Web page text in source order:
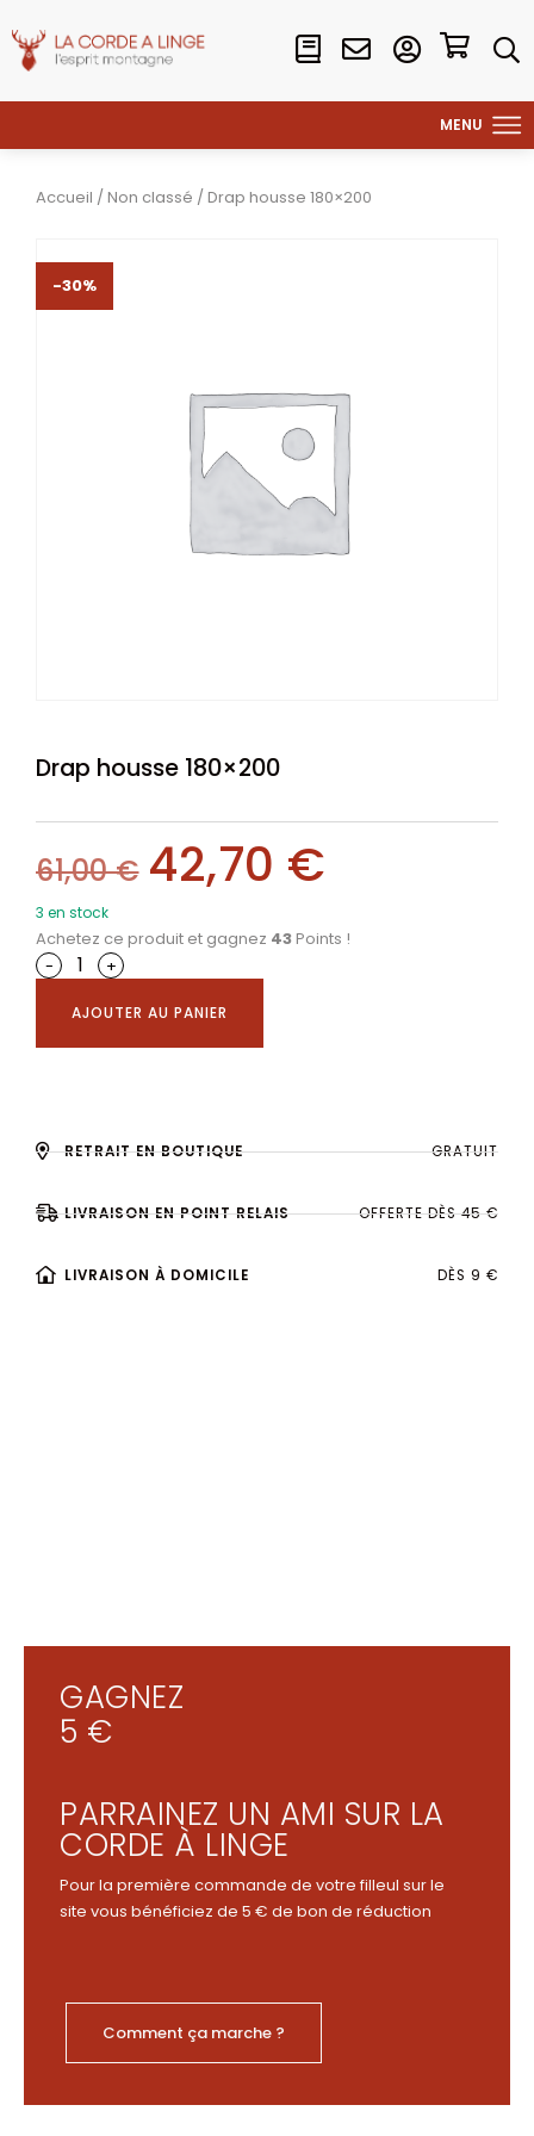
Accueil / Non classé / Drap housse 180×200
-30%
-30%
Drap housse 180×200
61,00€ 42,70 €
3 en stock
Achetez ce produit et gagnez 43 Points !
-
+
AJOUTER AU PANIER
RETRAIT EN BOUTIQUE GRATUIT
LIVRAISON EN POINT RELAIS OFFERTE DÈS 45 €
LIVRAISON À DOMICILE DÈS 9 €
GAGNEZ
5 €
PARRAINEZ UN AMI SUR LA
CORDE À LINGE
Pour la première commande de votre filleul sur le
site vous bénéficiez de 5 € de bon de réduction
Comment ça marche ?